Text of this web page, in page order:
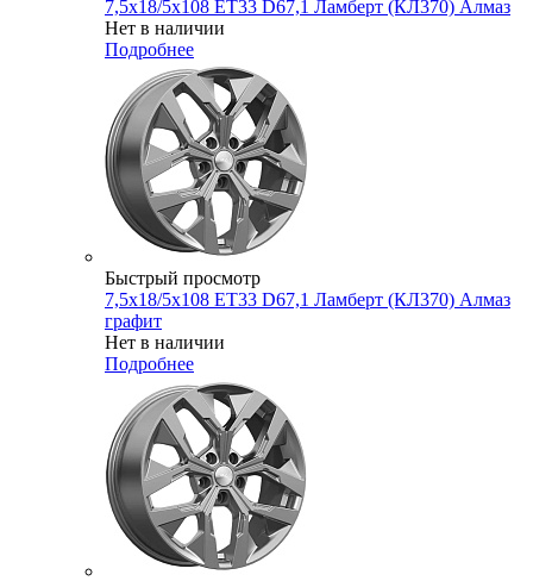
7,5x18/5x108 ET33 D67,1 Ламберт (КЛ370) Алмаз
Нет в наличии
Подробнее
Быстрый просмотр
7,5x18/5x108 ET33 D67,1 Ламберт (КЛ370) Алмаз
графит
Нет в наличии
Подробнее